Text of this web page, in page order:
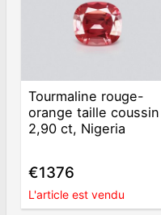
Tourmaline rouge-
orange taille coussin
2,90 ct, Nigeria
€1376
L'article est vendu